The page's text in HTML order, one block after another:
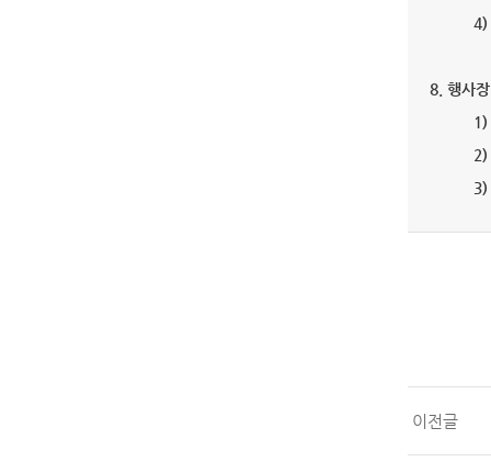
4)
8 . 행사
2)
3)
이전글